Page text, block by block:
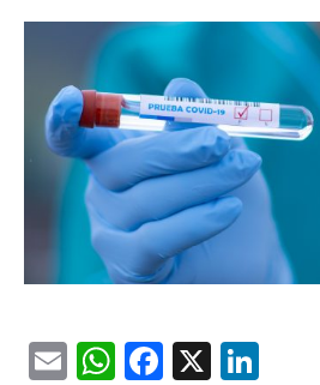
EmailWhatsApp
Facebook
X